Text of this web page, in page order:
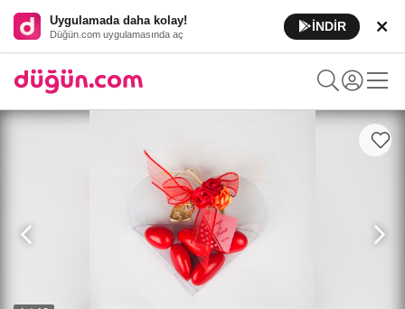
Uygulamada daha kolay!
Düğün.com uygulamasında aç
İNDİR